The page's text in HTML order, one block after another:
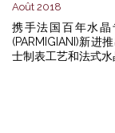
Août 2018
携手法国百年水晶
(PARMIGIANI)新进
士制表工艺和法式水